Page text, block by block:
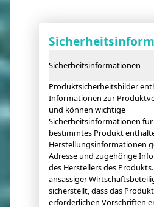
Sicherheitsinformationen
Produktsicherheitsbilder
Informationen zur
und können wichtige
Sicherheitsinformationen für
bestimmtes Produkt
Herstellungsinformationen
Adresse und zugehörige
des Herstellers des
ansässiger
sicherstellt, dass das
erforderlichen Vorschriften